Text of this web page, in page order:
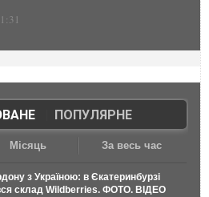
| ПОПУЛЯРНЕ
Місяць За весь час
з Україною: в Єкатеринбурзі
склад Wildberries. ФОТО. ВІДЕО